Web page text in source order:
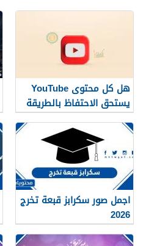
هل كل محتوى YouTube
يستحق الاحتفاظ بالطريقة
نفسها؟
اجمل صور سكرابز قبعة تخرج
2026